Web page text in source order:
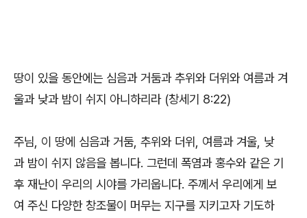
땅이 있을 동안에는 심음과 거둠과 추위와 더위와 여름과 겨
울과 낮과 밤이 쉬지 아니하리라 (창세기 8:22)
주님, 이 땅에 심음과 거둠, 추위와 더위, 여름과 겨울, 낮
과 밤이 쉬지 않음을 봅니다. 그런데 폭염과 홍수와 같은 기
후 재난이 우리의 시야를 가리웁니다. 주께서 우리에게 보
여 주신 다양한 창조물이 머무는 지구를 지키고자 기도하